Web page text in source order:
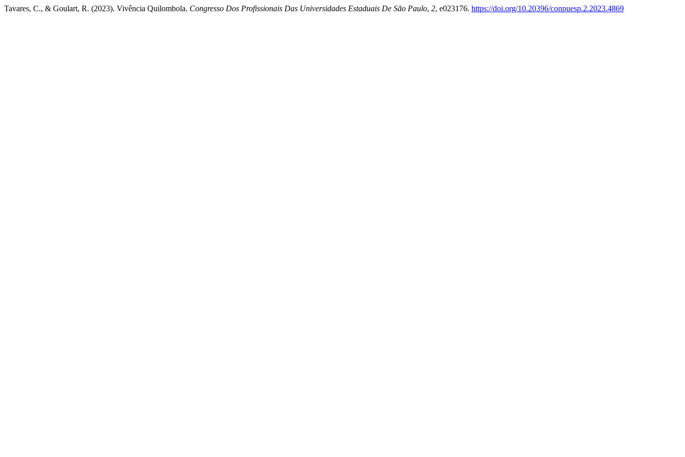
Tavares, C., & Goulart, R. (2023). Vivência Quilombola. Congresso Dos Profissionais Das Universidades Estaduais De São Paulo, 2, e023176. https://doi.org/10.20396/conpuesp.2.2023.4869